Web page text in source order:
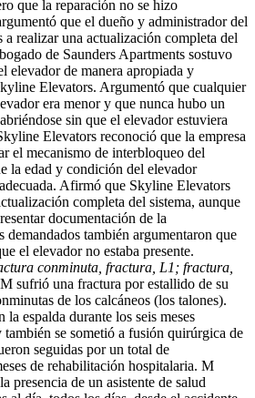
que la reparación no se hizo
que el dueño y administrador del
realizar una actualización completa del
de Saunders Apartments sostuvo
elevador de manera apropiada y
Elevators. Argumentó que cualquier
era menor y que nunca hubo un
sin que el elevador estuviera
Elevators reconoció que la empresa
el mecanismo de interbloqueo del
la edad y condición del elevador
Afirmó que Skyline Elevators
completa del sistema, aunque
documentación de la
demandados también argumentaron que
el elevador no estaba presente.
conminuta, fractura, L1; fractura,
M sufrió una fractura por estallido de su
de los calcáneos (los talones).
la espalda durante los seis meses
también se sometió a fusión quirúrgica de
seguidas por un total de
de rehabilitación hospitalaria. M
presencia de un asistente de salud